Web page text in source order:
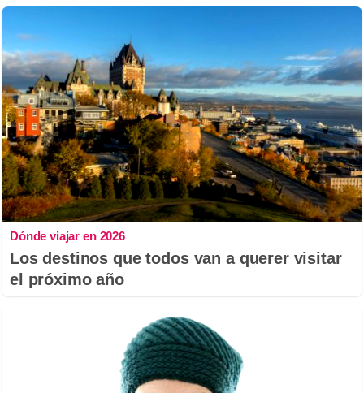
Dónde viajar en 2026
Los destinos que todos van a querer visitar
el próximo año